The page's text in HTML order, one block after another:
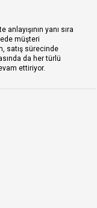
yanı sıra
müşteri
satış sürecinde
da her türlü
ettiriyor.